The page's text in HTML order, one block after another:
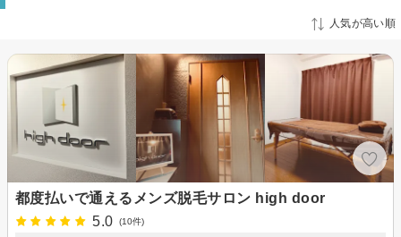
人気が高い順
都度払いで通えるメンズ脱毛サロン high door
5.0
(10件)